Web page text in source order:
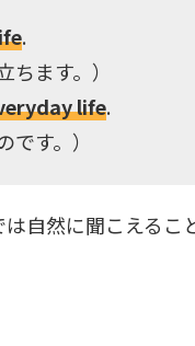
.
ちます。）
life.
です。）
自然に聞こえるこ